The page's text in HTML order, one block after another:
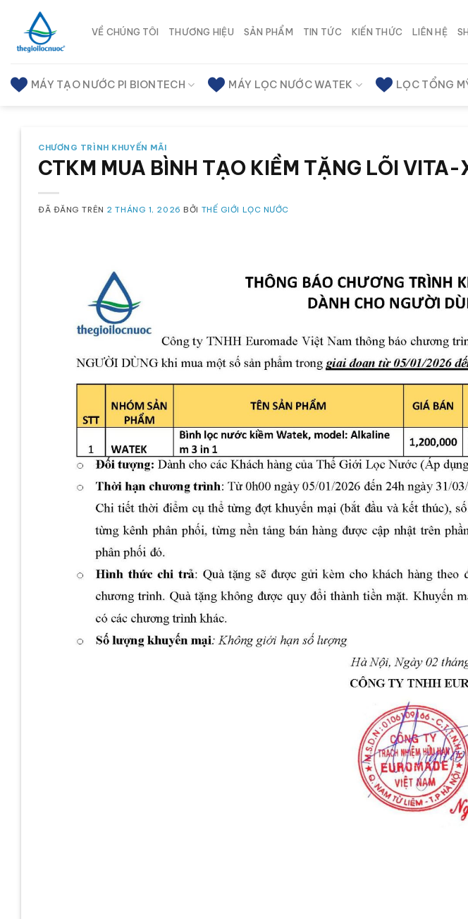
Chuyển
VỀ CHÚNG TÔI THƯƠNG HIỆU SẢN PHẨM TIN TỨC KIẾN THỨC LIÊN HỆ
MÁY TẠO NƯỚC PI BIONTECH MÁY LỌC NƯỚC WATEK LỌC TỔNG
CHƯƠNG TRÌNH KHUYẾN MÃI
CTKM MUA BÌNH TẠO KIỀM TẶNG LÕI
ĐÃ ĐĂNG TRÊN 2 THÁNG 1, 2026 BỞI THẾ GIỚI LỌC NƯỚC